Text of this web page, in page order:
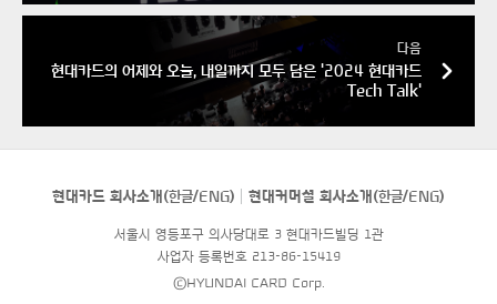
다음
현대카드의 어제와 오늘, 내일까지 모두 담은 '2024 현대카드
Tech Talk'
현대카드 회사소개(한글/ENG) 현대커머셜 회사소개(한글/ENG)
서울시 영등포구 의사당대로 3 현대카드빌딩 1관
사업자 등록번호 213-86-15419
©HYUNDAI CARD Corp.